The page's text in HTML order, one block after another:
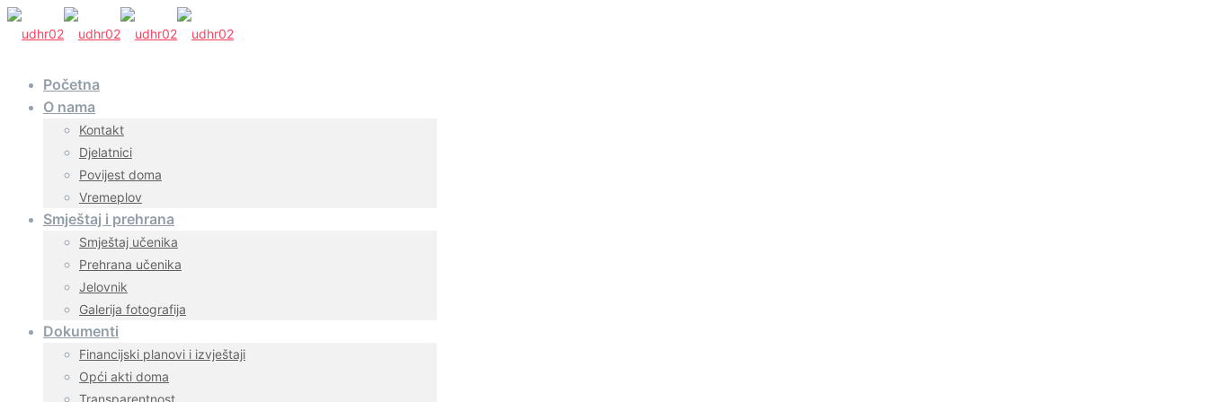
Početna
O nama
Kontakt
Djelatnici
Povijest doma
Vremeplov
Smještaj i prehrana
Smještaj učenika
Prehrana učenika
Jelovnik
Galerija fotografija
Dokumenti
Financijski planovi i izvještaji
Opći akti doma
Transparentnost